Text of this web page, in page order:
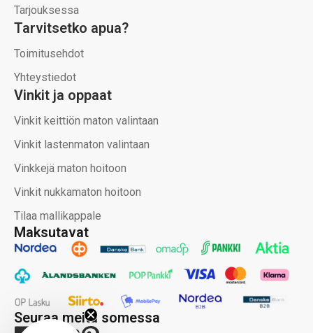
Maksutavat
Seuraa meitä somessa
Tarjouksessa
Tarvitsetko apua?
Toimitusehdot
Yhteystiedot
Vinkit ja oppaat
Vinkit keittiön maton valintaan
Vinkit lastenmaton valintaan
Vinkkejä maton hoitoon
Vinkit nukkamaton hoitoon
Tilaa mallikappale